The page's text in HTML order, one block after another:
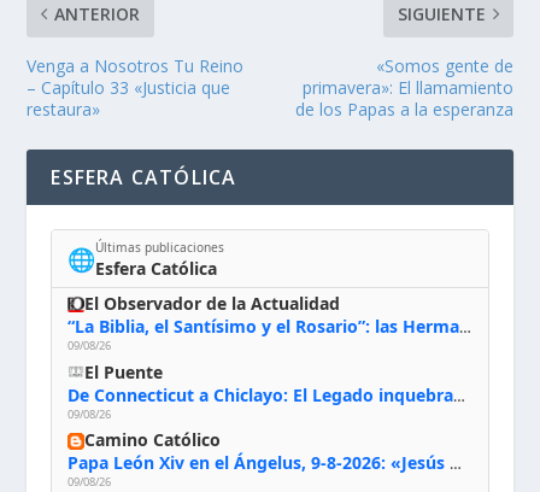
ANTERIOR
Venga a Nosotros Tu Reino
– Capítulo 33 «Justicia que
restaura»
SIGUIENTE
«Somos gente de
primavera»: El llamamiento
de los Papas a la esperanza
ESFERA CATÓLICA
🌐Últimas publicaciones
Esfera Católica
El Observador de la Actualidad
“La Biblia, el Santísimo y el Rosario”: las Hermanas de Belén, evacuadas por el incendio de Huelva, España
09/08/26
El Puente
De Connecticut a Chiclayo: El Legado inquebrantable de Monseñor Juan Tomis Stack
09/08/26
Camino Católico
Papa León Xiv en el Ángelus, 9-8-2026: «Jesús no nos abandona y si lo acogemos con humildad con la oración, los sacramentos y la escucha de su Palabra, en Él encontraremos paz, luz y fuerza para nuestro camino»
09/08/26